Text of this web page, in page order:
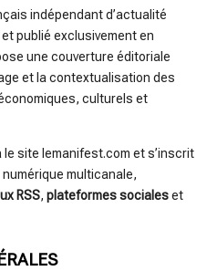
indépendant d’actualité
et publié exclusivement en
une couverture éditoriale
et la contextualisation des
culturels et
le site lemanifest.com et s’inscrit
multicanale,
RSS, plateformes socialeset